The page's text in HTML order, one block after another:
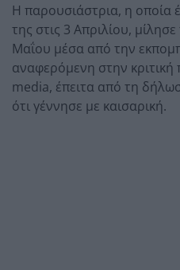
Η παρουσιάστρια, η οποία
της στις 3 Απριλίου,
Μαΐου μέσα από την
αναφερόμενη στην
media, έπειτα από τη
ότι γέννησε με καισαρική.